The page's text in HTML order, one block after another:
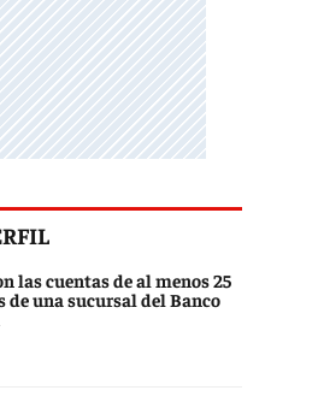
las cuentas de al menos 25
de una sucursal del Banco